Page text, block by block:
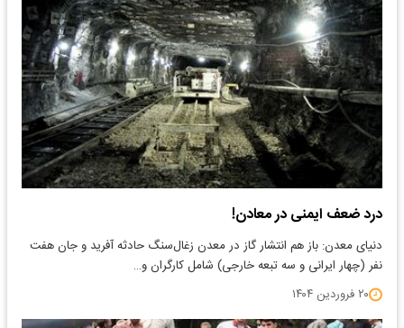
درد ضعف ایمنی در معادن!
دنیای معدن: باز هم انتشار گاز در معدن زغال‌سنگ حادثه آفرید و جان هفت
نفر (چهار ایرانی و سه تبعه خارجی) شامل کارگران و…
۲۰ فروردین ۱۴۰۴